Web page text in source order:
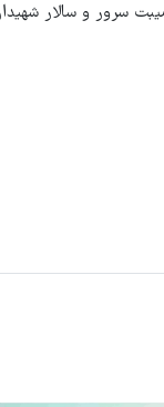
سرور و سالار